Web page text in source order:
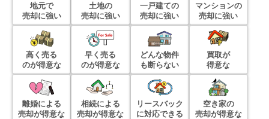
状態:更地 土地面積:293 ㎡
1,700万円 2022年9月
青森県三沢市大字三沢
状態:更地 土地面積:736
地元で
売却に強い
土地の
売却に強い
一戸建ての
売却に強い
マンションの
売却に強い
高く売る
のが得意な
早く売る
のが得意な
どんな物件
も断らない
買取が
得意な
離婚による
売却が得意な
相続による
売却が得意な
リースバック
に対応できる
空き家の
売却が得意な